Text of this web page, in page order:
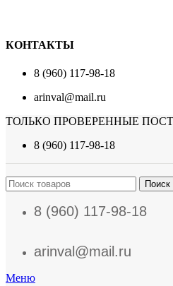
КОНТАКТЫ
8 (960) 117-98-18
arinval@mail.ru
ТОЛЬКО ПРОВЕРЕННЫЕ
8 (960) 117-98-18
Поиск
8 (960) 117-98-18
arinval@mail.ru
Меню